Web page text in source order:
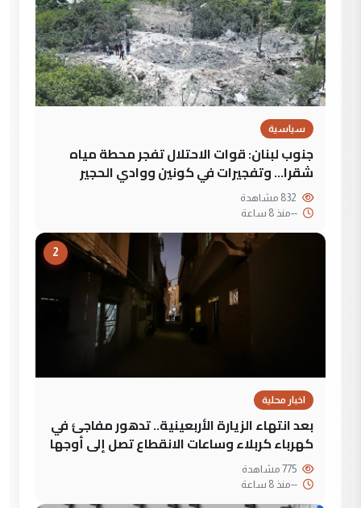
سياسية
جنوب لبنان: قوات الاحتلال تفجر محطة مياه
شقرا… وتفجيرات في كونين ووادي الحجير
--منذ 8 ساعة
2
اخبار محلية
بعد انتهاء الزيارة الأربعينية.. تدهور مفاجئ في
كهرباء كربلاء وساعات الانقطاع تصل إلى أوجها
--منذ 8 ساعة